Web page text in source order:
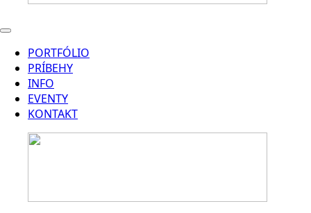
PORTFÓLIO
PRÍBEHY
INFO
EVENTY
KONTAKT